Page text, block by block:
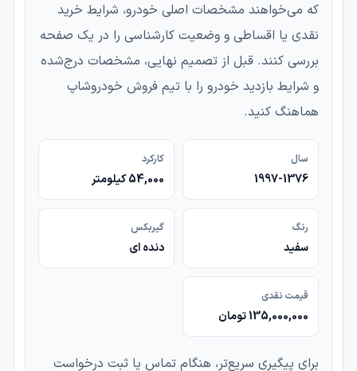
که می‌خواهند مشخصات اصلی خودرو، شرایط خرید
نقدی یا اقساطی و وضعیت کارشناسی را در یک صفحه
بررسی کنند. قبل از تصمیم نهایی، مشخصات درج‌شده
و شرایط بازدید خودرو را با تیم فروش خودروشاپ
هماهنگ کنید.
سال
1997-1376
کارکرد
54,000 کیلومتر
رنگ
سفید
گیربکس
دنده ای
قیمت نقدی
135,000,000 تومان
برای پیگیری سریع‌تر، هنگام تماس یا ثبت درخواست